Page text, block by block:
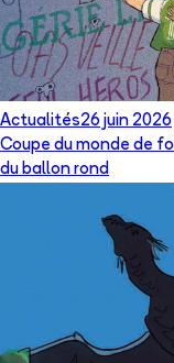
Actualités26 juin 2026
Coupe du monde de
du ballon rond